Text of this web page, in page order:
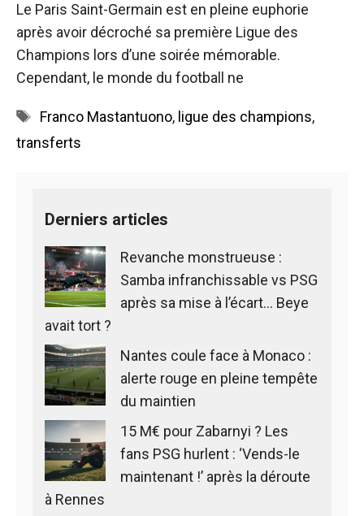
Le Paris Saint-Germain est en pleine euphorie
après avoir décroché sa première Ligue des
Champions lors d’une soirée mémorable.
Cependant, le monde du football ne
Étiquettes
Franco Mastantuono, ligue des champions,
transferts
Derniers articles
Revanche monstrueuse :
Samba infranchissable vs PSG
après sa mise à l’écart… Beye
avait tort ?
Nantes coule face à Monaco :
alerte rouge en pleine tempête
du maintien
15 M€ pour Zabarnyi ? Les
fans PSG hurlent : ‘Vends-le
maintenant !’ après la déroute
à Rennes